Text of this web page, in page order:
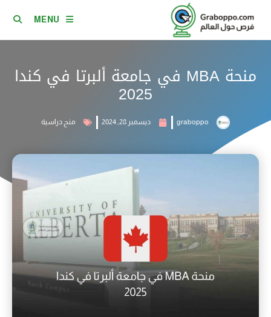
MENU
منحة MBA في جامعة ألبرتا في كندا
2025
graboppo ديسمبر 28, 2024 منح دراسية